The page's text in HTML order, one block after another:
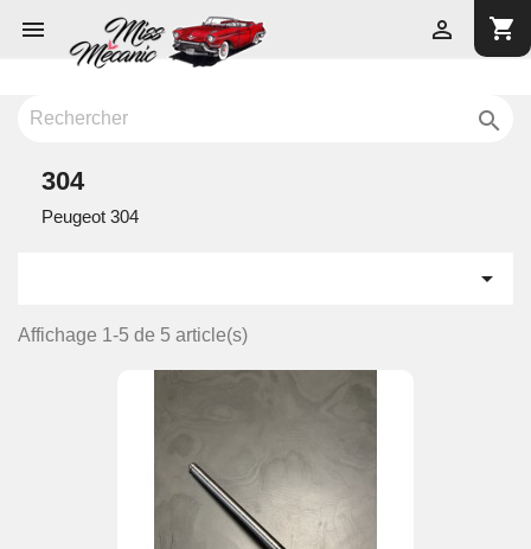
 shopping_cart


304
Peugeot 304

Affichage 1-5 de 5 article(s)